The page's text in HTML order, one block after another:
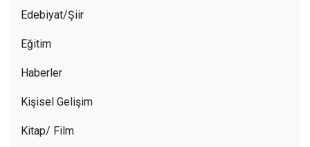
Edebiyat/Şiir
Eğitim
Haberler
Kişisel Gelişim
Kitap/ Film